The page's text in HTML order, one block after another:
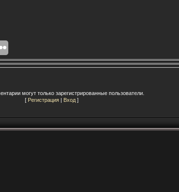
могут только зарегистрированные пользователи.
[ Регистрация | Вход ]